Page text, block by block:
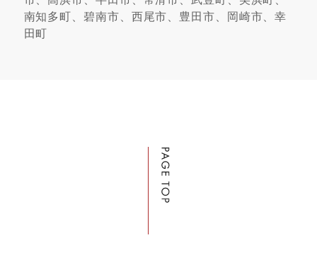
南知多町、碧南市、西尾市、豊田市、岡崎市、幸
田町